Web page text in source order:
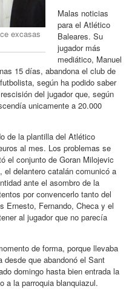
excasas
Malas noticias
para el Atlético
Baleares. Su
jugador más
mediático, Manuel
15 días, abandona el club de
según ha podido saber
del jugador que, según
unicamente a 20.000
de la plantilla del Atlético
al mes. Los problemas se
el conjunto de Goran Milojevic
el delantero catalán comunicó a
ante el asombro de la
por convencerlo tanto del
Ernesto, Fernando, Checa y el
al jugador que no parecía
de forma, porque llevaba
desde que abandonó el Sant
domingo hasta bien entrada la
a la parroquia blanquiazul.